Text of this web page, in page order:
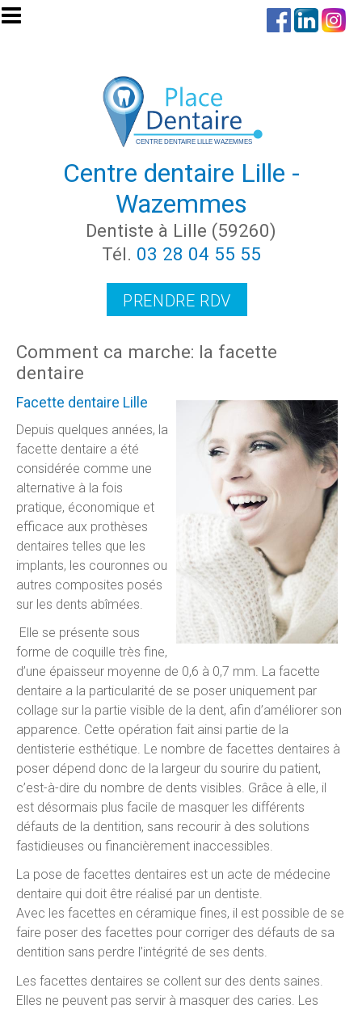
Aller au contenu principal
Centre dentaire Lille -
Wazemmes
Dentiste à Lille (59260)
Tél. 03 28 04 55 55
PRENDRE RDV
Comment ca marche: la facette
dentaire
Facette dentaire Lille
Depuis quelques années, la
facette dentaire a été
considérée comme une
alternative à la fois
pratique, économique et
efficace aux prothèses
dentaires telles que les
implants, les couronnes ou
autres composites posés
sur les dents abîmées.
Elle se présente sous
forme de coquille très fine,
d’une épaisseur moyenne de 0,6 à 0,7 mm. La facette
dentaire a la particularité de se poser uniquement par
collage sur la partie visible de la dent, afin d’améliorer son
apparence. Cette opération fait ainsi partie de la
dentisterie esthétique. Le nombre de facettes dentaires à
poser dépend donc de la largeur du sourire du patient,
c’est-à-dire du nombre de dents visibles. Grâce à elle, il
est désormais plus facile de masquer les différents
défauts de la dentition, sans recourir à des solutions
fastidieuses ou financièrement inaccessibles.
La pose de facettes dentaires est un acte de médecine
dentaire qui doit être réalisé par un dentiste.
Avec les facettes en céramique fines, il est possible de se
faire poser des facettes pour corriger des défauts de sa
dentition sans perdre l’intégrité de ses dents.
Les facettes dentaires se collent sur des dents saines.
Elles ne peuvent pas servir à masquer des caries. Les